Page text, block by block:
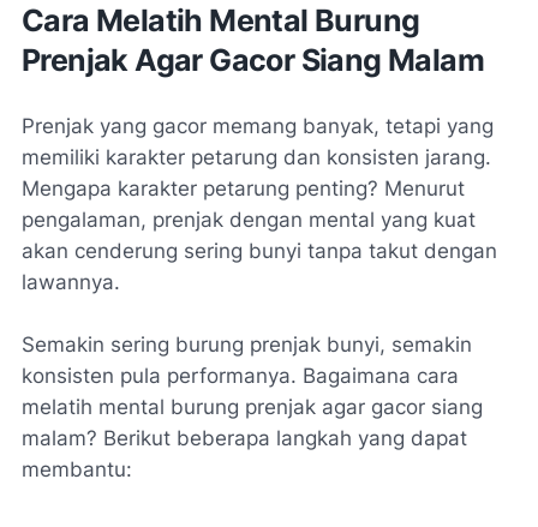
Cara Melatih Mental Burung
Prenjak Agar Gacor Siang Malam
Prenjak yang gacor memang banyak, tetapi yang
memiliki karakter petarung dan konsisten jarang.
Mengapa karakter petarung penting? Menurut
pengalaman, prenjak dengan mental yang kuat
akan cenderung sering bunyi tanpa takut dengan
lawannya.
Semakin sering burung prenjak bunyi, semakin
konsisten pula performanya. Bagaimana cara
melatih mental burung prenjak agar gacor siang
malam? Berikut beberapa langkah yang dapat
membantu: